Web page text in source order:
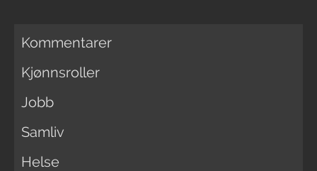
Kommentarer
Kjønnsroller
Jobb
Samliv
Helse